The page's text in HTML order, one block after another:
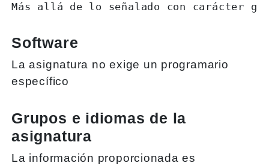
Más allá de lo señalado con carácter
Software
La asignatura no exige un programario
específico
Grupos e idiomas de la
asignatura
La información proporcionada es